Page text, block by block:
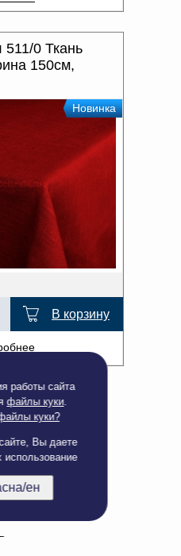
работы сайта
файлы куки.
куки?
Вы даете
использование
ен
0 Ткань
150см,
Новинка
В корзину
версия сайта
права защищены